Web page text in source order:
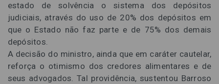
estado de solvência o sistema dos depósitos
judiciais, através do uso de 20% dos depósitos em
que o Estado não faz parte e de 75% dos demais
depósitos.
A decisão do ministro, ainda que em caráter cautelar,
reforça o otimismo dos credores alimentares e de
seus advogados. Tal providência, sustentou Barroso